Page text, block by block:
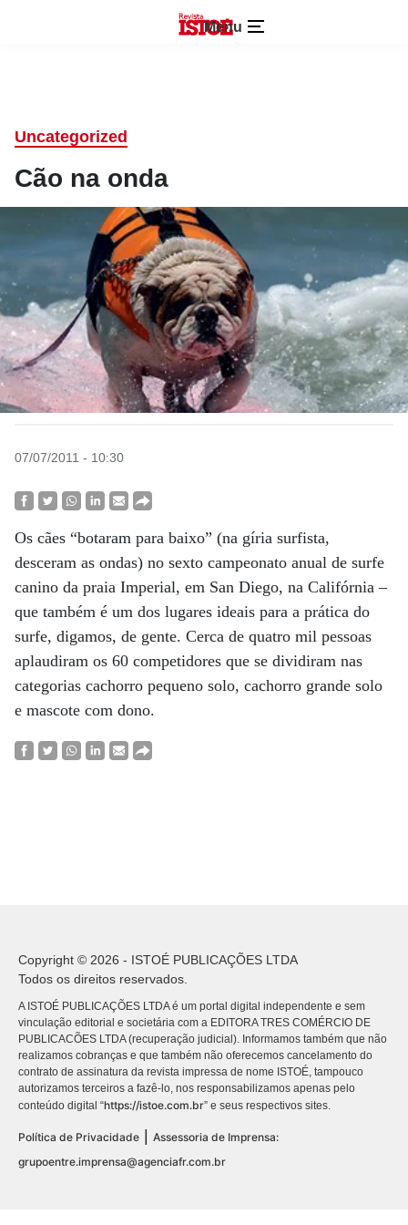
Menu
Uncategorized
Cão na onda
07/07/2011 - 10:30
Os cães “botaram para baixo” (na gíria surfista,
desceram as ondas) no sexto campeonato anual de surfe
canino da praia Imperial, em San Diego, na Califórnia –
que também é um dos lugares ideais para a prática do
surfe, digamos, de gente. Cerca de quatro mil pessoas
aplaudiram os 60 competidores que se dividiram nas
categorias cachorro pequeno solo, cachorro grande solo
e mascote com dono.
Copyright © 2026 - ISTOÉ PUBLICAÇÕES LTDA
Todos os direitos reservados.
A ISTOÉ PUBLICAÇÕES LTDA é um portal digital independente e sem
vinculação editorial e societária com a EDITORA TRES COMÉRCIO DE
PUBLICACÕES LTDA (recuperação judicial). Informamos também que não
realizamos cobranças e que também não oferecemos cancelamento do
contrato de assinatura da revista impressa de nome ISTOÉ, tampouco
autorizamos terceiros a fazê-lo, nos responsabilizamos apenas pelo
conteúdo digital “https://istoe.com.br” e seus respectivos sites.
Política de Privacidade
Assessoria de Imprensa:
grupoentre.imprensa@agenciafr.com.br